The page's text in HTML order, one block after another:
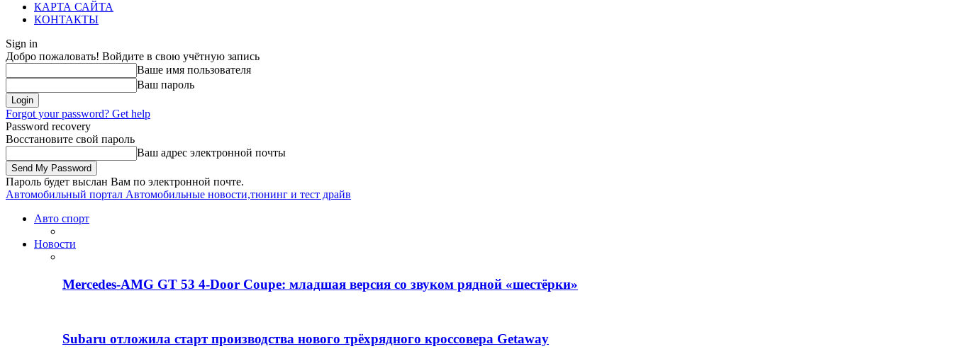
КАРТА САЙТА
КОНТАКТЫ
Sign in
Добро пожаловать! Войдите в свою учётную запись
Ваше имя пользователя
Ваш пароль
Forgot your password? Get help
Password recovery
Восстановите свой пароль
Ваш адрес электронной почты
Пароль будет выслан Вам по электронной почте.
Автомобильный портал Автомобильные новости,тюнинг и тест драйв
Авто спорт
Новости
Mercedes-AMG GT 53 4-Door Coupe: младшая версия со звуком рядной «шестёрки»
Subaru отложила старт производства нового трёхрядного кроссовера Getaway